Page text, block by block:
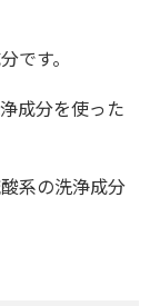
です。
成分を使った
系の洗浄成分